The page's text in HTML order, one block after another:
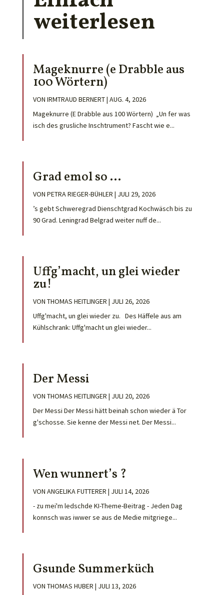
weiterlesen
Mageknurre (e Drabble aus
100 Wörtern)
VON IRMTRAUD BERNERT| AUG. 4, 2026
Mageknurre (E Drabble aus 100 Wörtern) „Un fer was
isch des grusliche Inschtrument? Fascht wie e...
Grad emol so …
VON PETRA RIEGER-BÜHLER | JULI 29, 2026
’s gebt Schweregrad Dienschtgrad Kochwäsch bis zu
90 Grad. Leningrad Belgrad weiter nuff de...
Uffg’macht, un glei wieder
zu!
VON THOMAS HEITLINGER | JULI 26, 2026
Uffg'macht, un glei wieder zu. Des Häffele aus am
Kühlschrank: Uffg'macht un glei wieder...
Der Messi
VON THOMAS HEITLINGER | JULI 20, 2026
Der Messi Der Messi hätt beinah schon wieder ä Tor
g'schosse. Sie kenne der Messi net. Der Messi...
Wen wunnert’s ?
VON ANGELIKA FUTTERER | JULI 14, 2026
- zu mei'm ledschde KI-Theme-Beitrag - Jeden Dag
konnsch was iwwer se aus de Medie mitgriege...
Gsunde Summerküch
VON THOMAS HUBER | JULI 13, 2026